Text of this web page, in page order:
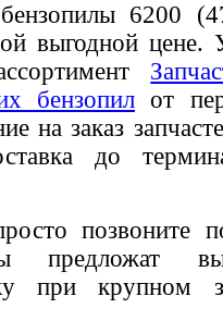
6200
выгодной
бензопил от
на заказ
до
позвоните
предложат
при крупном